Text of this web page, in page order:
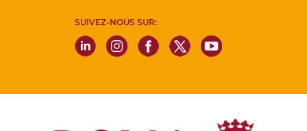
SUIVEZ-NOUS SUR: